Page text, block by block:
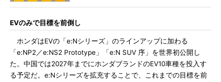
EVのみで目標を前倒し
ホンダはEVの「e:Nシリーズ」のラインアップに加わる
「e:NP2／e:NS2 Prototype」「e:N SUV 序」を世界初公開し
た。中国では2027年までにホンダブランドのEV10車種を投入す
る予定だ。e:Nシリーズを拡充することで、これまでの目標を前